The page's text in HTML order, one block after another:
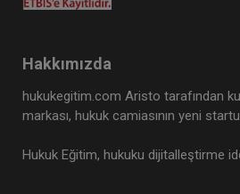
Hakkımızda
hukukegitim.com Aristo tarafından
markası, hukuk camiasının yeni
Hukuk Eğitim, hukuku dijitalleştirme